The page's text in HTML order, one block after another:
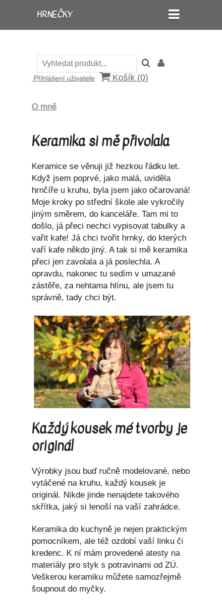
HRNEČKY
Přihlášení uživatele Košík (0)
O mně
Keramika si mě přivolala
Keramice se věnuji již hezkou řádku let.
Když jsem poprvé, jako malá, uviděla
hrnčíře u kruhu, byla jsem jako očarovaná!
Moje kroky po střední škole ale vykročily
jiným směrem, do kanceláře. Tam mi to
došlo, já přeci nechci vypisovat tabulky a
vařit kafe! Já chci tvořit hrnky, do kterých
vaří kafe někdo jiný. A tak si mě keramika
přeci jen zavolala a já poslechla. A
opravdu, nakonec tu sedím v umazané
zástěře, za nehtama hlínu, ale jsem tu
správně, tady chci být.
Každý kousek mé tvorby je
originál
Výrobky jsou buď ručně modelované, nebo
vytáčené na kruhu, každý kousek je
originál. Nikde jinde nenajdete takového
skřítka, jaký si lenoší na vaší zahrádce.
Keramika do kuchyně je nejen praktickým
pomocníkem, ale též ozdobí vaší linku či
kredenc. K ní mám provedené atesty na
materiály pro styk s potravinami od ZÚ.
Veškerou keramiku můžete samozřejmě
šoupnout do myčky.